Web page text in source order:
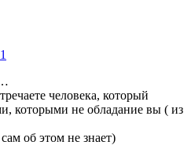
человека, который
которыми не обладание вы ( из
об этом не знает)